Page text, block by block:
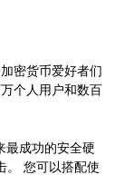
密货币爱好者们
个人用户和数百
最成功的安全硬
。 您可以搭配使